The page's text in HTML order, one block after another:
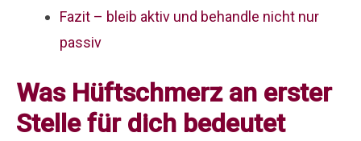
Fazit – bleib aktiv und behandle nicht nur
passiv
Was Hüftschmerz an erster
Stelle für dich bedeutet